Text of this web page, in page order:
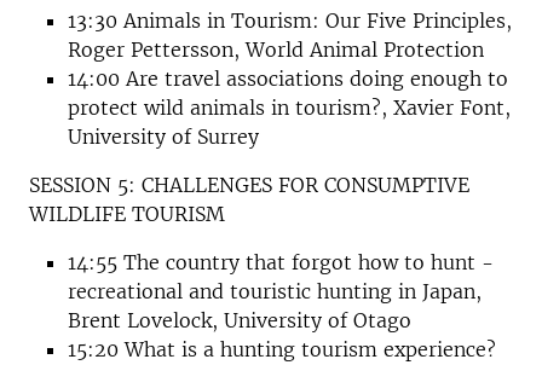
13:30 Animals in Tourism: Our Five Principles,
Roger Pettersson, World Animal Protection
14:00 Are travel associations doing enough to
protect wild animals in tourism?, Xavier Font,
University of Surrey
SESSION 5: CHALLENGES FOR CONSUMPTIVE
WILDLIFE TOURISM
14:55 The country that forgot how to hunt -
recreational and touristic hunting in Japan,
Brent Lovelock, University of Otago
15:20 What is a hunting tourism experience?